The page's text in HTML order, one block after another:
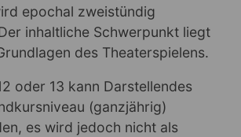
epochal zweistündig
inhaltliche Schwerpunkt liegt
des Theaterspielens.
oder 13 kann Darstellendes
(ganzjährig)
es wird jedoch nicht als